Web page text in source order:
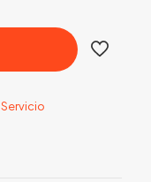
Servicio